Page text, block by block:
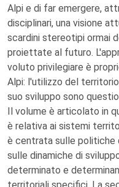
Alpi e di far emergere,
disciplinari, una visione
scardini stereotipi ormai
proiettate al futuro.
voluto privilegiare è
Alpi: l'utilizzo del
suo sviluppo sono
Il volume è articolato in
è relativa ai sistemi
è centrata sulle politiche
sulle dinamiche di
determinato e